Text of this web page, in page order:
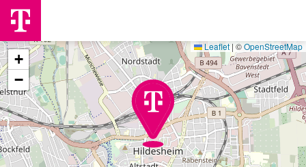
+
−
Leaflet | ©OpenStreetMap